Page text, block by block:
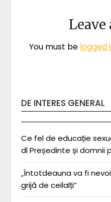
Leave
You must be logged
DE INTERES GENERAL
Ce fel de educație
dl Președinte și domnii
„Întotdeauna va fi
grijă de ceilalți”